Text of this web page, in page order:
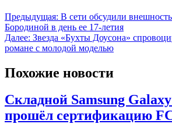
Предыдущая: В сети обсудили
Бородиной в день ее 17-летия
Далее: Звезда «Бухты Доусона»
романе с молодой моделью
Похожие новости
Складной Samsung
прошёл сертификацию